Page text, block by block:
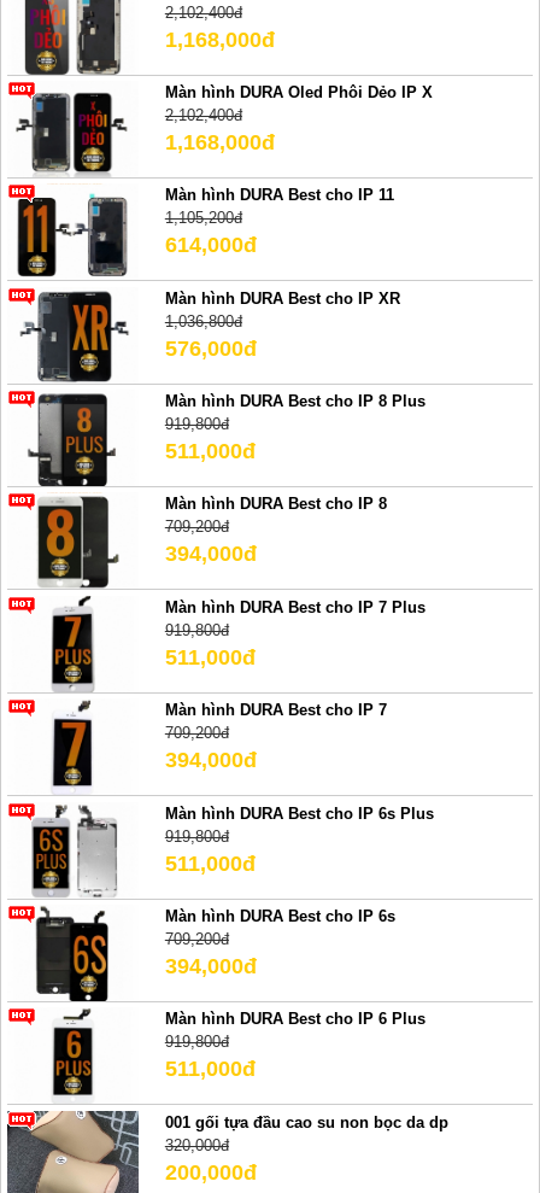
2,102,400đ
1,168,000đ
Màn hình DURA Oled Phôi Dẻo IP X
2,102,400đ
1,168,000đ
Màn hình DURA Best cho IP 11
1,105,200đ
614,000đ
Màn hình DURA Best cho IP XR
1,036,800đ
576,000đ
Màn hình DURA Best cho IP 8 Plus
919,800đ
511,000đ
Màn hình DURA Best cho IP 8
709,200đ
394,000đ
Màn hình DURA Best cho IP 7 Plus
919,800đ
511,000đ
Màn hình DURA Best cho IP 7
709,200đ
394,000đ
Màn hình DURA Best cho IP 6s Plus
919,800đ
511,000đ
Màn hình DURA Best cho IP 6s
709,200đ
394,000đ
Màn hình DURA Best cho IP 6 Plus
919,800đ
511,000đ
001 gối tựa đầu cao su non bọc da dp
320,000đ
200,000đ